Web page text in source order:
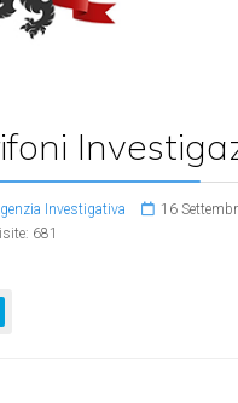
Investigativa
16
681